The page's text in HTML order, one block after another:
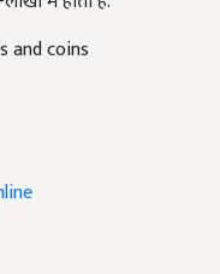
coins
to improve this article?